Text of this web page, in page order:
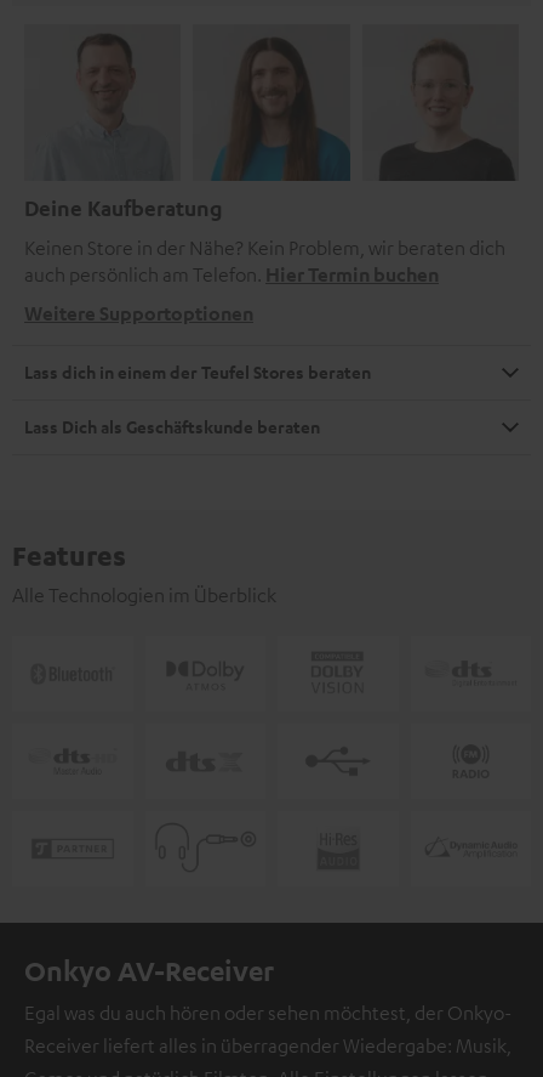
Deine Kaufberatung
Keinen Store in der Nähe? Kein Problem, wir beraten dich
auch persönlich am Telefon. Hier Termin buchen
Weitere Supportoptionen
Lass dich in einem der Teufel Stores beraten
Lass Dich als Geschäftskunde beraten
Features
Alle Technologien im Überblick
Onkyo AV-Receiver
Egal was du auch hören oder sehen möchtest, der Onkyo-
Receiver liefert alles in überragender Wiedergabe: Musik,